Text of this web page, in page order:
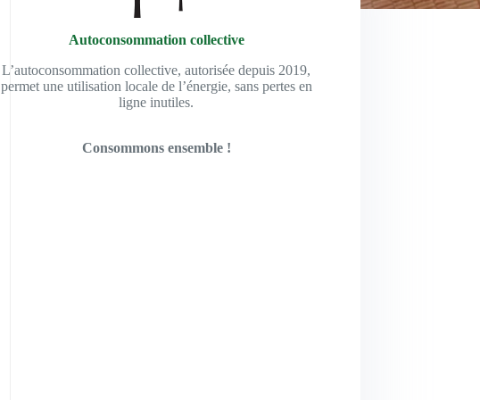
Autoconsommation collective
L’autoconsommation collective, autorisée depuis 2019,
permet une utilisation locale de l’énergie, sans pertes en
ligne inutiles.
Consommons ensemble !